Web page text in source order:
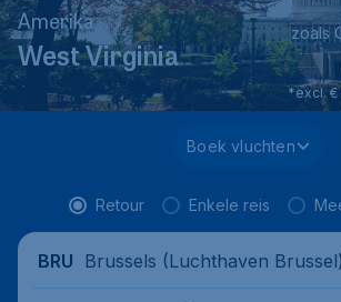
Amerika
West Virginia
zoals
*excl. €
Boek vluchten
Retour Enkele reis
BRU Brussels (Luchthaven